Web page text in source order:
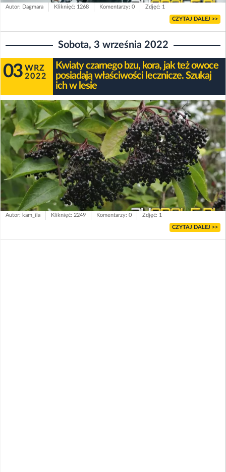
Autor: Dagmara Kliknięć: 1268 Komentarzy: 0 Zdjęć: 1
CZYTAJ DALEJ >>
Sobota, 3 września 2022
03 WRZ
2022
Kwiaty czarnego bzu, kora, jak też owoce
posiadają właściwości lecznicze. Szukaj
ich w lesie
Autor: kam_ila Kliknięć: 2249 Komentarzy: 0 Zdjęć: 1
CZYTAJ DALEJ >>